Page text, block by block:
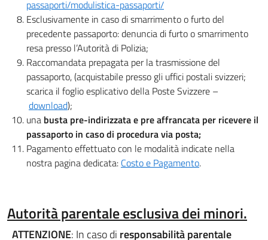
passaporti/modulistica-passaporti/
Esclusivamente in caso di smarrimento o furto del
precedente passaporto: denuncia di furto o smarrimento
resa presso l’Autorità di Polizia;
Raccomandata prepagata per la trasmissione del
passaporto, (acquistabile presso gli uffici postali svizzeri;
scarica il foglio esplicativo della Poste Svizzere –
download);
una busta pre-indirizzata e pre affrancata per ricevere il
passaporto in caso di procedura via posta;
Pagamento effettuato con le modalità indicate nella
nostra pagina dedicata: Costo e Pagamento.
Autorità parentale esclusiva dei minori.
ATTENZIONE: In caso di responsabilità parentale